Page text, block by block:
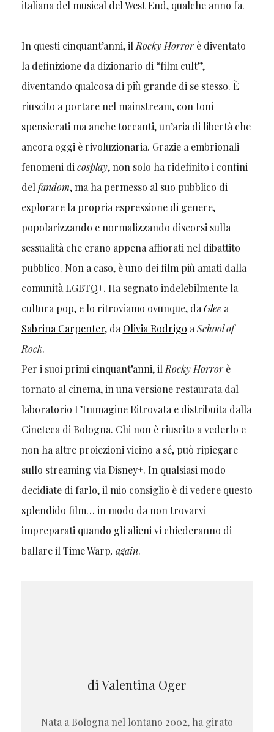
italiana del musical del West End, qualche anno fa.
In questi cinquant’anni, il Rocky Horrorè diventato
la definizione da dizionario di “film cult”,
diventando qualcosa di più grande di se stesso. È
riuscito a portare nel mainstream, con toni
spensierati ma anche toccanti, un’aria di libertà che
ancora oggi è rivoluzionaria. Grazie a embrionali
fenomeni di cosplay, non solo ha ridefinito i confini
del fandom, ma ha permesso al suo pubblico di
esplorare la propria espressione di genere,
popolarizzando e normalizzando discorsi sulla
sessualità che erano appena affiorati nel dibattito
pubblico. Non a caso, è uno dei film più amati dalla
comunità LGBTQ+. Ha segnato indelebilmente la
cultura pop, e lo ritroviamo ovunque, da Gleea
Sabrina Carpenter, da Olivia Rodrigo a School of
Rock.
Per i suoi primi cinquant’anni, il Rocky Horrorè
tornato al cinema, in una versione restaurata dal
laboratorio L’Immagine Ritrovata e distribuita dalla
Cineteca di Bologna. Chi non è riuscito a vederlo e
non ha altre proiezioni vicino a sé, può ripiegare
sullo streaming via Disney+. In qualsiasi modo
decidiate di farlo, il mio consiglio è di vedere questo
splendido film… in modo da non trovarvi
impreparati quando gli alieni vi chiederanno di
ballare il Time Warp, again.
di Valentina Oger
Nata a Bologna nel lontano 2002, ha girato